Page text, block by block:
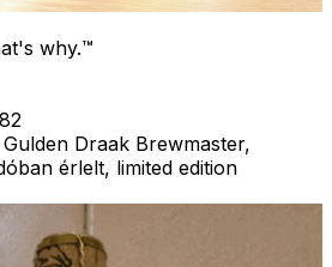
why.™
Draak Brewmaster,
érlelt, limited edition